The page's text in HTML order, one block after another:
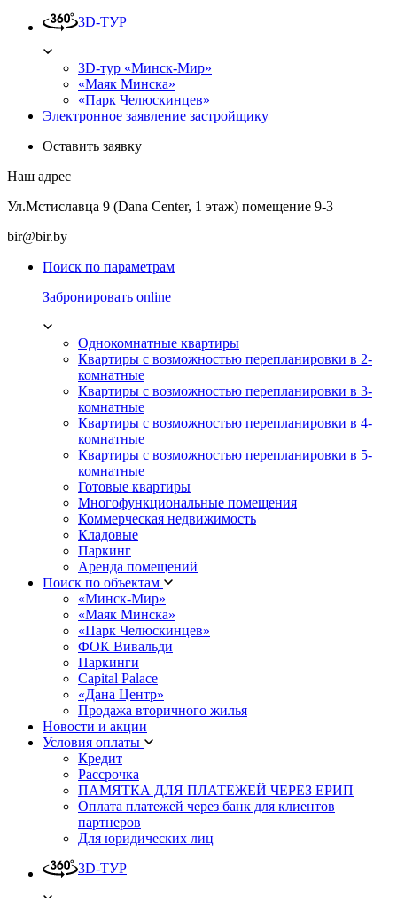
3D-ТУР
3D-тур «Минск-Мир»
«Маяк Минска»
«Парк Челюскинцев»
Электронное заявление застройщику
Оставить заявку
Наш адрес
Ул.Мстиславца 9 (Dana Center, 1 этаж) помещение 9-3
bir@bir.by
Поиск по параметрам
Забронировать online
Однокомнатные квартиры
Квартиры с возможностью перепланировки в 2-
комнатные
Квартиры с возможностью перепланировки в 3-
комнатные
Квартиры с возможностью перепланировки в 4-
комнатные
Квартиры с возможностью перепланировки в 5-
комнатные
Готовые квартиры
Многофункциональные помещения
Коммерческая недвижимость
Кладовые
Паркинг
Аренда помещений
Поиск по объектам
«Минск-Мир»
«Маяк Минска»
«Парк Челюскинцев»
ФОК Вивальди
Паркинги
Capital Palace
«Дана Центр»
Продажа вторичного жилья
Новости и акции
Условия оплаты
Кредит
Рассрочка
ПАМЯТКА ДЛЯ ПЛАТЕЖЕЙ ЧЕРЕЗ ЕРИП
Оплата платежей через банк для клиентов
партнеров
Для юридических лиц
3D-ТУР